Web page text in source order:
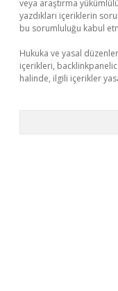
veya araştırma
yazdıkları içeriklerin
bu sorumluluğu kabul
Hukuka ve yasal
içerikleri,
halinde, ilgili içerikler